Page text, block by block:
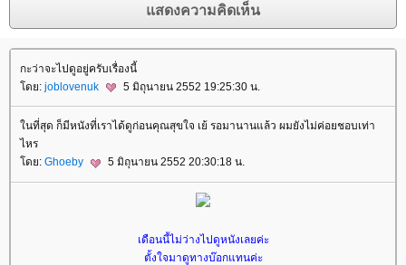
กะว่าจะไปดูอยู่ครับเรื่องนี้
ดย: joblovenuk 5 มิถุนายน 2552 19:25:30 น.
นที่สุด ก็มีหนังที่เราได้ดูก่อนคุณสุขใจ เย้ รอมานานแล้ว ผมยังไม่ค่อยชอบเท่า
ไหร
ดย: Ghoeby 5 มิถุนายน 2552 20:30:18 น.
เดือนนี้ไม่ว่างไปดูหนังเลยค่ะ
ตั้งใจมาดูทางบ๊อกแทนค่ะ